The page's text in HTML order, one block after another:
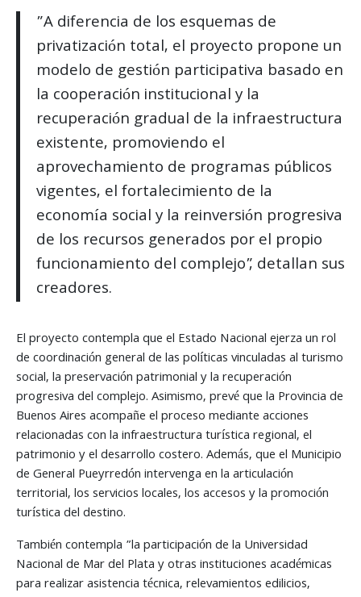
”A diferencia de los esquemas de
privatización total, el proyecto propone un
modelo de gestión participativa basado en
la cooperación institucional y la
recuperación gradual de la infraestructura
existente, promoviendo el
aprovechamiento de programas públicos
vigentes, el fortalecimiento de la
economía social y la reinversión progresiva
de los recursos generados por el propio
funcionamiento del complejo”, detallan sus
creadores.
El proyecto contempla que el Estado Nacional ejerza un rol
de coordinación general de las políticas vinculadas al turismo
social, la preservación patrimonial y la recuperación
progresiva del complejo. Asimismo, prevé que la Provincia de
Buenos Aires acompañe el proceso mediante acciones
relacionadas con la infraestructura turística regional, el
patrimonio y el desarrollo costero. Además, que el Municipio
de General Pueyrredón intervenga en la articulación
territorial, los servicios locales, los accesos y la promoción
turística del destino.
También contempla ”la participación de la Universidad
Nacional de Mar del Plata y otras instituciones académicas
para realizar asistencia técnica, relevamientos edilicios,